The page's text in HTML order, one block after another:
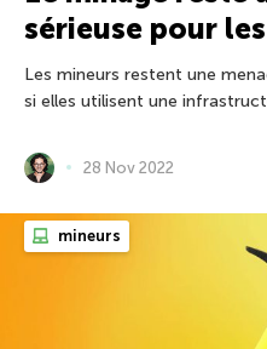
sérieuse pour
Les mineurs restent une
si elles utilisent une
28 Nov 2022
mineurs